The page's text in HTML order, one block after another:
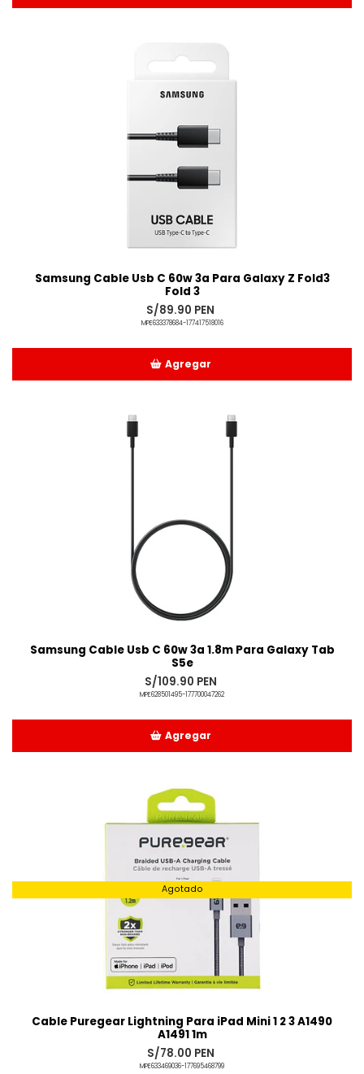
Samsung Cable Usb C 60w 3a Para Galaxy Z Fold3
Fold 3
S/89.90 PEN
MPE633378684-177417518016
Agregar
Samsung Cable Usb C 60w 3a 1.8m Para Galaxy Tab
S5e
S/109.90 PEN
MPE628501495-177700047262
Agregar
Agotado
Cable Puregear Lightning Para iPad Mini 1 2 3 A1490
A1491 1m
S/78.00 PEN
MPE633469036-177695468799